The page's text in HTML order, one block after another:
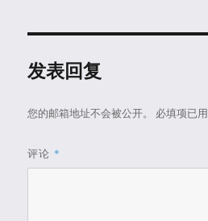
发表回复
您的邮箱地址不会被公开。 必填项已用
评论 *